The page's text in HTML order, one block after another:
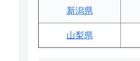
新潟県
山梨県